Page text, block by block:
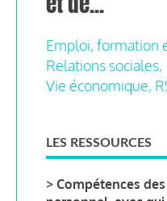
Emploi, formation
Relations sociales,
Vie économique,
LES RESSOURCES
> Compétences